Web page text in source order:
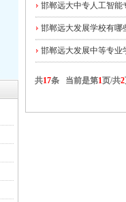
邯郸远大中专人工智能
邯郸远大发展学校有哪
邯郸远大发展中等专业
共17条 当前是第1页/共2